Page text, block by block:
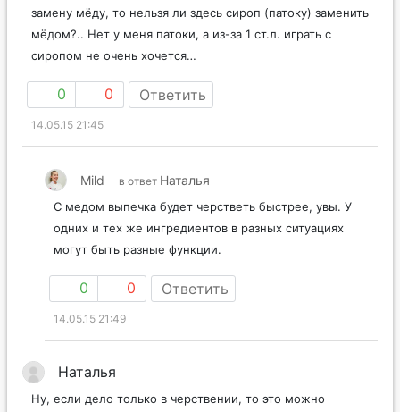
замену мёду, то нельзя ли здесь сироп (патоку) заменить
мёдом?.. Нет у меня патоки, а из-за 1 ст.л. играть с
сиропом не очень хочется…
0 0 Ответить
14.05.15 21:45
Mild в ответ Наталья
С медом выпечка будет черстветь быстрее, увы. У
одних и тех же ингредиентов в разных ситуациях
могут быть разные функции.
0 0 Ответить
14.05.15 21:49
Наталья
Ну, если дело только в черствении, то это можно